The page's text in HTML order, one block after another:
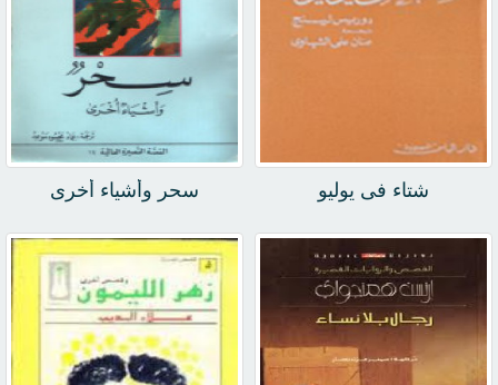
شتاء فى يوليو سحر وأشياء أخرى